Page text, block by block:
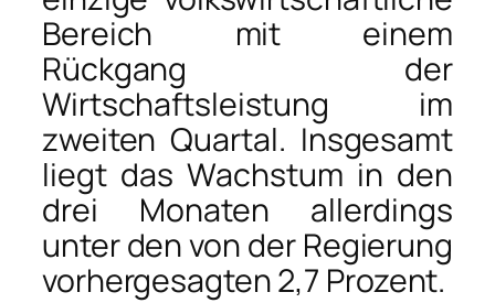
Bereich mit einem
Rückgang der
Wirtschaftsleistung im
zweiten Quartal. Insgesamt
liegt das Wachstum in den
drei Monaten allerdings
unter den von der Regierung
vorhergesagten 2,7 Prozent.